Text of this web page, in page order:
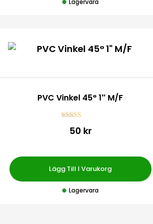
PVC Vinkel 45° 1″ M/F
Betygsatt
4.00
50 kr
Lägg Till I Varukorg
Lagervara